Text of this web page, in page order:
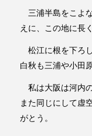
三浦半島をこよ
えに、この地に長
松江に根を下ろ
白秋も三浦や小田
私は大阪は河内
また同じにして虚
がとう。